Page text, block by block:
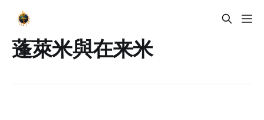
蓬萊米與在来米